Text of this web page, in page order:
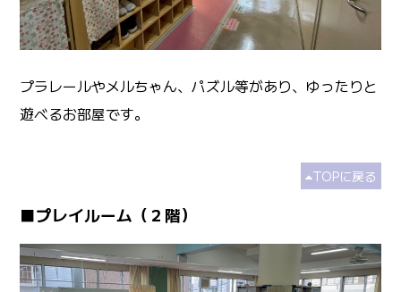
プラレールやメルちゃん、パズル等があり、ゆったりと
遊べるお部屋です。
TOPに戻る
■プレイルーム（２階）